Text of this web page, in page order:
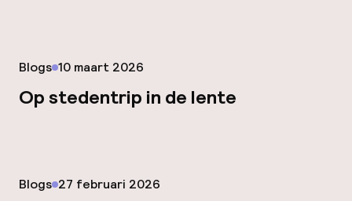
Blogs Gepubliceerd op
10 maart 2026
Op stedentrip in de lente
Blogs Gepubliceerd op
27 februari 2026